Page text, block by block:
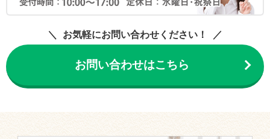
お気軽にお問い合わせください！
お問い合わせはこちら